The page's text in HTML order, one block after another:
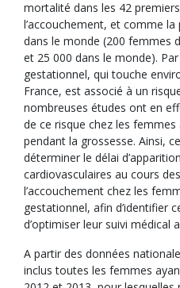
mortalité dans les 42
l’accouchement, et comme
dans le monde (200 femmes
et 25 000 dans le monde).
gestationnel, qui touche
France, est associé à un
nombreuses études ont en
de ce risque chez les
pendant la grossesse. Ainsi,
déterminer le délai
cardiovasculaires au cours
l’accouchement chez les
gestationnel, afin d’identifier
d’optimiser leur suivi médical
A partir des données
inclus toutes les femmes